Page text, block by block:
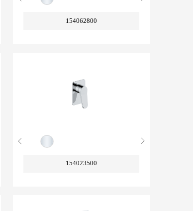
154062800
154023500